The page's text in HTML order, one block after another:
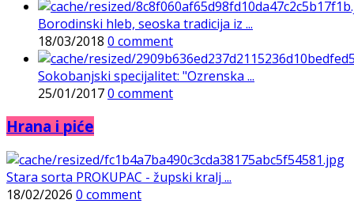
Borodinski hleb, seoska tradicija iz ...
18/03/2018 0 comment
Sokobanjski specijalitet: "Ozrenska ...
25/01/20170 comment
Hrana i piće
Stara sorta PROKUPAC - župski kralj ...
18/02/2026 0 comment